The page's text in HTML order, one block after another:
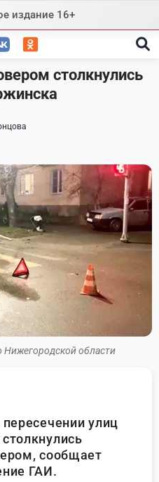
издание 16+
столкнулись
области
улиц
сообщает
ГАИ.